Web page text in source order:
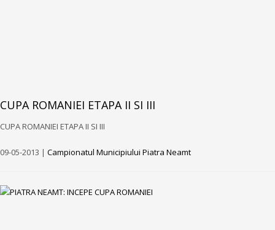
CUPA ROMANIEI ETAPA II SI III
CUPA ROMANIEI ETAPA II SI III
09-05-2013 | Campionatul Municipiului Piatra Neamt